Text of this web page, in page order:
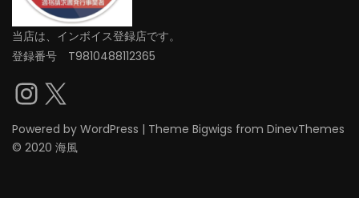
当店は、インボイス登録店です。
登録番号 T9810488112365
Instagram
X
Powered by WordPress | Theme Bigwigs from DinevThemes
© 2020 海風